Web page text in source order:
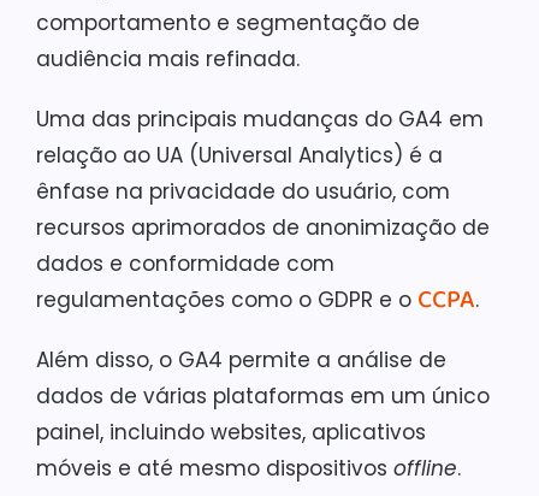
comportamento e segmentação de
audiência mais refinada.
Uma das principais mudanças do GA4 em
relação ao UA (Universal Analytics) é a
ênfase na privacidade do usuário, com
recursos aprimorados de anonimização de
dados e conformidade com
regulamentações como o GDPR e o CCPA.
Além disso, o GA4 permite a análise de
dados de várias plataformas em um único
painel, incluindo websites, aplicativos
móveis e até mesmo dispositivos offline.